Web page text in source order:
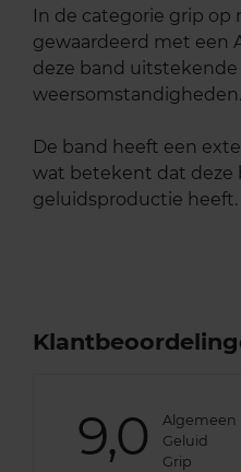
In de categorie grip op
gewaardeerd met een
deze band
weersomstandigheden.
De band heeft een
wat betekent dat deze
geluidsproductie heeft.
9,0 Algemeen
Geluid
Grip